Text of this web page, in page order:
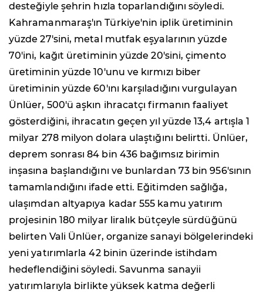
desteğiyle şehrin hızla toparlandığını söyledi.
Kahramanmaraş'ın Türkiye'nin iplik üretiminin
yüzde 27'sini, metal mutfak eşyalarının yüzde
70'ini, kağıt üretiminin yüzde 20'sini, çimento
üretiminin yüzde 10'unu ve kırmızı biber
üretiminin yüzde 60'ını karşıladığını vurgulayan
Ünlüer, 500'ü aşkın ihracatçı firmanın faaliyet
gösterdiğini, ihracatın geçen yıl yüzde 13,4 artışla 1
milyar 278 milyon dolara ulaştığını belirtti. Ünlüer,
deprem sonrası 84 bin 436 bağımsız birimin
inşasına başlandığını ve bunlardan 73 bin 956'sının
tamamlandığını ifade etti. Eğitimden sağlığa,
ulaşımdan altyapıya kadar 555 kamu yatırım
projesinin 180 milyar liralık bütçeyle sürdüğünü
belirten Vali Ünlüer, organize sanayi bölgelerindeki
yeni yatırımlarla 42 binin üzerinde istihdam
hedeflendiğini söyledi. Savunma sanayii
yatırımlarıyla birlikte yüksek katma değerli